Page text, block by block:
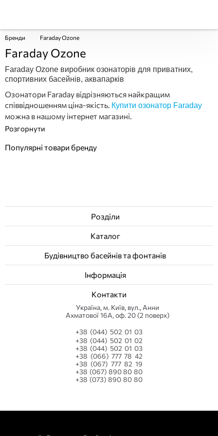
Бренди Faraday Ozone
Faraday Ozone
Faraday Ozone виробник озонаторів для приватних,
спортивних басейнів, аквапарків
Озонатори Faraday відрізняються найкращим
співвідношенням ціна-якість. Купити озонатор Faraday
можна в нашому інтернет магазині.
Популярні товари бренду
Розділи
Каталог
Будівництво басейнів та фонтанів
Інформація
Контакти
Українa, м. Київ, вул., Анни
Ахматової 16А, оф. 20 (2 поверх)
+38 (044) 502 01 03
+38 (044) 502 01 02
+38 (044) 502 01 03
+38 (066) 777 78 42
+38 (067) 777 82 19
+38 (067) 890 80 80
+38 (073) 890 80 80